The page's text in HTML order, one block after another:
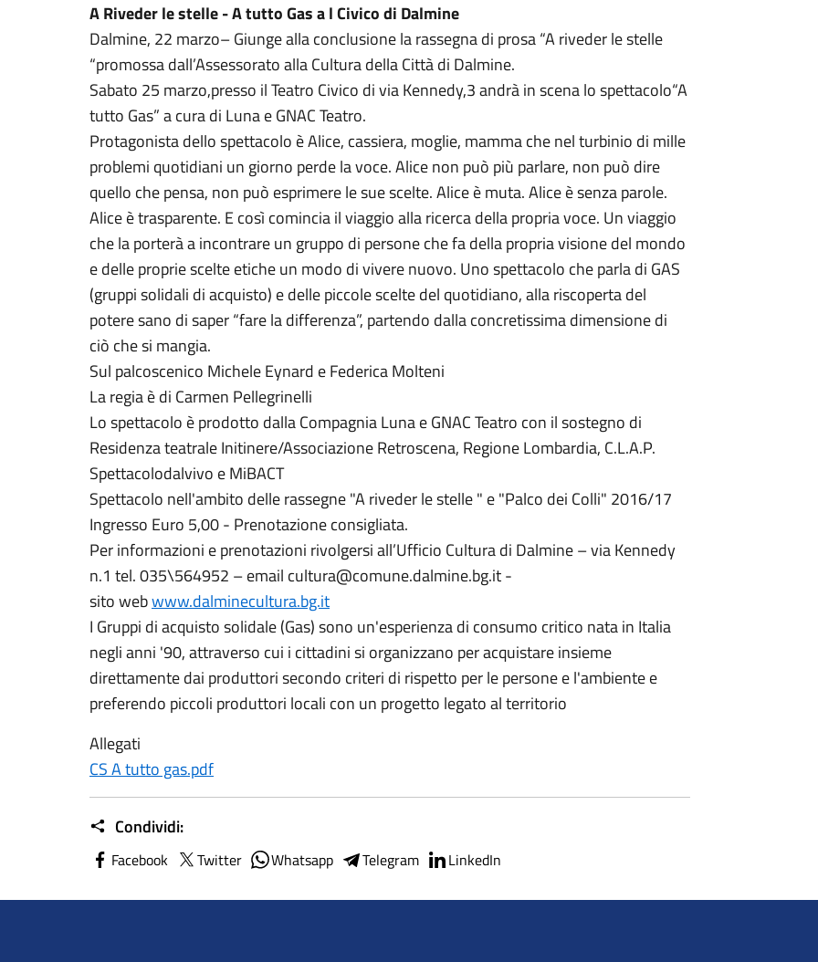
A Riveder le stelle - A tutto Gas a l Civico di Dalmine
Dalmine, 22 marzo– Giunge alla conclusione la rassegna di prosa “A riveder le stelle
“promossa dall’Assessorato alla Cultura della Città di Dalmine.
Sabato 25 marzo,presso il Teatro Civico di via Kennedy,3 andrà in scena lo spettacolo“A
tutto Gas” a cura di Luna e GNAC Teatro.
Protagonista dello spettacolo è Alice, cassiera, moglie, mamma che nel turbinio di mille
problemi quotidiani un giorno perde la voce. Alice non può più parlare, non può dire
quello che pensa, non può esprimere le sue scelte. Alice è muta. Alice è senza parole.
Alice è trasparente. E così comincia il viaggio alla ricerca della propria voce. Un viaggio
che la porterà a incontrare un gruppo di persone che fa della propria visione del mondo
e delle proprie scelte etiche un modo di vivere nuovo. Uno spettacolo che parla di GAS
(gruppi solidali di acquisto) e delle piccole scelte del quotidiano, alla riscoperta del
potere sano di saper “fare la differenza”, partendo dalla concretissima dimensione di
ciò che si mangia.
Sul palcoscenico Michele Eynard e Federica Molteni
La regia è di Carmen Pellegrinelli
Lo spettacolo è prodotto dalla Compagnia Luna e GNAC Teatro con il sostegno di
Residenza teatrale Initinere/Associazione Retroscena, Regione Lombardia, C.L.A.P.
Spettacolodalvivo e MiBACT
Spettacolo nell'ambito delle rassegne "A riveder le stelle " e "Palco dei Colli" 2016/17
Ingresso Euro 5,00 - Prenotazione consigliata.
Per informazioni e prenotazioni rivolgersi all’Ufficio Cultura di Dalmine – via Kennedy
n.1 tel. 035\564952 – email cultura@comune.dalmine.bg.it -
sito webwww.dalminecultura.bg.it
I Gruppi di acquisto solidale (Gas) sono un'esperienza di consumo critico nata in Italia
negli anni '90, attraverso cui i cittadini si organizzano per acquistare insieme
direttamente dai produttori secondo criteri di rispetto per le persone e l'ambiente e
preferendo piccoli produttori locali con un progetto legato al territorio
Allegati
CS A tutto gas.pdf
Condividi:
Facebook Twitter Whatsapp Telegram LinkedIn